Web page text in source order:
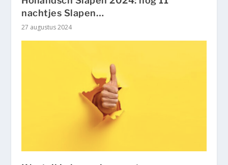
nachtjes Slapen…
27 augustus 2024